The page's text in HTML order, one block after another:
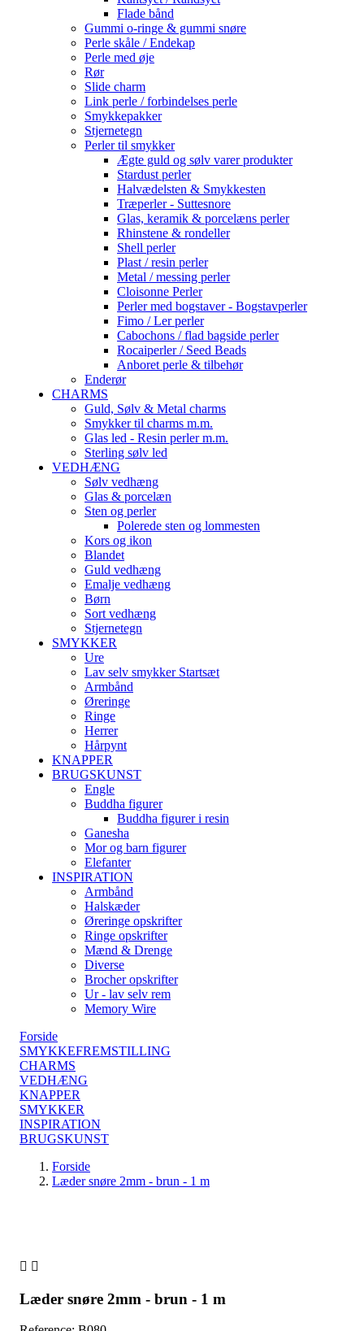
Flade bånd
Gummi o-ringe & gummi snøre
Perle skåle / Endekap
Perle med øje
Rør
Slide charm
Link perle / forbindelses perle
Smykkepakker
Stjernetegn
Perler til smykker
Ægte guld og sølv varer produkter
Stardust perler
Halvædelsten & Smykkesten
Træperler - Suttesnore
Glas, keramik & porcelæns perler
Rhinstene & rondeller
Shell perler
Plast / resin perler
Metal / messing perler
Cloisonne Perler
Perler med bogstaver - Bogstavperler
Fimo / Ler perler
Cabochons / flad bagside perler
Rocaiperler / Seed Beads
Anboret perle & tilbehør
Enderør
CHARMS
Guld, Sølv & Metal charms
Smykker til charms m.m.
Glas led - Resin perler m.m.
Sterling sølv led
VEDHÆNG
Sølv vedhæng
Glas & porcelæn
Sten og perler
Polerede sten og lommesten
Kors og ikon
Blandet
Guld vedhæng
Emalje vedhæng
Børn
Sort vedhæng
Stjernetegn
SMYKKER
Ure
Lav selv smykker Startsæt
Armbånd
Øreringe
Ringe
Herrer
Hårpynt
KNAPPER
BRUGSKUNST
Engle
Buddha figurer
Buddha figurer i resin
Ganesha
Mor og barn figurer
Elefanter
INSPIRATION
Armbånd
Halskæder
Øreringe opskrifter
Ringe opskrifter
Mænd & Drenge
Diverse
Brocher opskrifter
Ur - lav selv rem
Memory Wire
Forside
SMYKKEFREMSTILLING
CHARMS
VEDHÆNG
KNAPPER
SMYKKER
INSPIRATION
BRUGSKUNST
Forside
Læder snøre 2mm - brun - 1 m
 
Læder snøre 2mm - brun - 1 m